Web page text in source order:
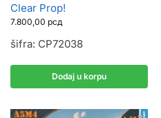
Clear Prop!
7.800,00 рсд
šifra: CP72038
Dodaj u korpu